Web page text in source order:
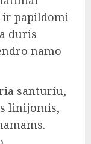
ir papildomi
duris
namo
santūriu,
linijomis,